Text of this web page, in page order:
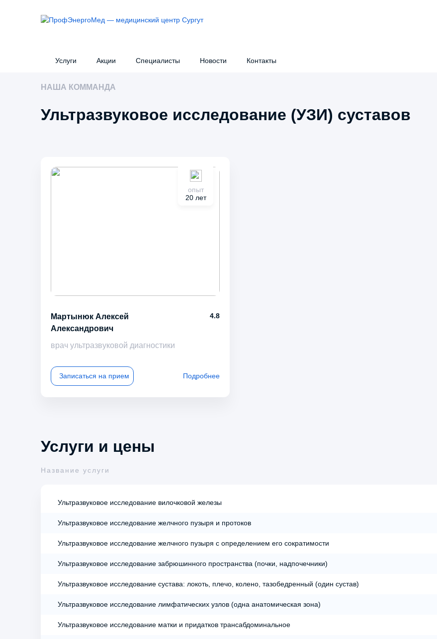
Услуги
Консультации узких специалистов Консультации детских врачей
Эндоскопия
Акции Специалисты Новости Контакты
НАША КОММАНДА
Ультразвуковое исследование (УЗИ) суставов
опыт
20 лет
Мартынюк Алексей
Александрович
4.8
врач ультразвуковой диагностики
Записаться на прием Подробнее
Услуги и цены
Название услуги
Ультразвуковое исследование вилочковой железы
Ультразвуковое исследование желчного пузыря и протоков
Ультразвуковое исследование желчного пузыря с определением его сократимости
Ультразвуковое исследование забрюшинного пространства (почки, надпочечники)
Ультразвуковое исследование сустава: локоть, плечо, колено, тазобедренный (один сустав)
Ультразвуковое исследование лимфатических узлов (одна анатомическая зона)
Ультразвуковое исследование матки и придатков трансабдоминальное